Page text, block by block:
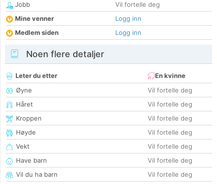
Jobb
Vil fortelle deg
Mine venner
Logg inn
Medlem siden
Logg inn
Noen flere detaljer
Leter du etter
En kvinne
Øyne
Vil fortelle deg
Håret
Vil fortelle deg
Kroppen
Vil fortelle deg
Høyde
Vil fortelle deg
Vekt
Vil fortelle deg
Have barn
Vil fortelle deg
Vil du ha barn
Vil fortelle deg